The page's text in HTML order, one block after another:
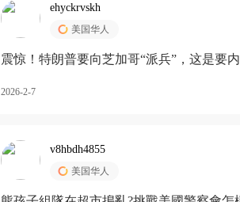
ehyckrvskh
美国华人
震惊！特朗普要向芝加哥“派兵”，这是要
2026-2-7
v8hbdh4855
美国华人